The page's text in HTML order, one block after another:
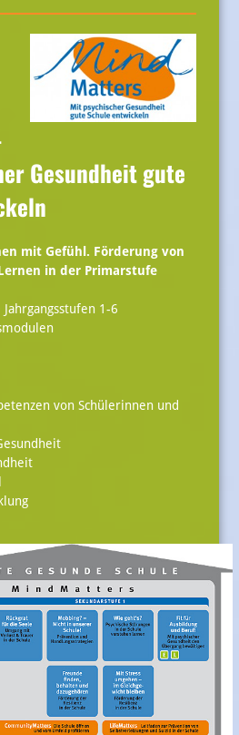
Gesundheit gute
mit Gefühl. Förderung von
in der Primarstufe
1-6
von Schülerinnen und